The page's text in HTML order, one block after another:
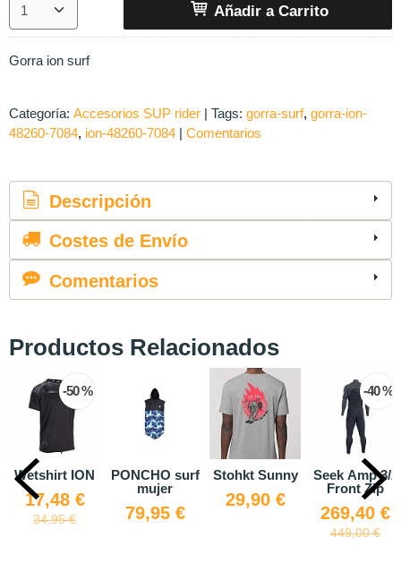
Añadir a Carrito
Gorra ion surf
Categoría: Accesorios SUP rider | Tags: gorra-surf gorra-ion-
48260-7084 ion-48260-7084 | Comentarios
Descripción
Costes de Envío
Comentarios
Productos Relacionados
-50 %
Wetshirt ION
17,48 €
34,95 €
PONCHO surf
mujer
79,95 €
Stohkt Sunny
29,90 €
-40 %
Seek Amp 3/2
Front Zip
269,40 €
449,00 €